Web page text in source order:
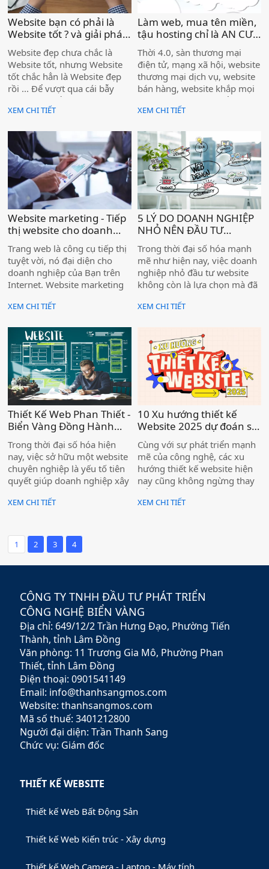
vững trong môi trường trực
tuyến.
Website bạn có phải là
Website tốt ? và giải pháp
Marketing có thật sự hiệu
quả ? )
Website đẹp chưa chắc là
Website tốt, nhưng Website
tốt chắc hẳn là Website đẹp
rồi ... Để vượt qua cái bẫy
cảm tính, Biển Vàng dịch và
viết lại bài này từ
ta có căn cứ đánh giá Website
là gì, tự ngẫm xem web mình
/ web người ta có phải là web
tốt hay không nhé ...
XEM CHI TIẾT
Làm web, mua tên miền,
tậu hosting chỉ là AN CƯ
thôi ... Bạn nhớ còn LẬP
NGHIỆP nữa nhé ! )
Thời 4.0, sàn thương mại
điện tử, mạng xã hội, website
thương mại dịch vụ, website
bán hàng, website khắp mọi
nơi đua nhau bùng nổ ... Dù
Bạn là sếp doanh nghiệp, hay
doanh nhân; để kinh doanh
4.0 hay bán hàng online trên
Internet thành công; yếu tố
quan trọng HÀNG ĐẦU là
BẠN PHẢI SỞ HỮU MỘT
WEBSITE XỊN; và yếu tố quan
trọng HÀNG SAU là BẠN
PHẢI QUẢN TRỊ WEBSITE
THẬT HIỆU QUẢ & CHUYÊN
NGHIỆP ...
XEM CHI TIẾT
Website marketing - Tiếp
thị website cho doanh
nghiệp - Một hướng dẫn
chiến lược hoàn chỉnh )
Trang web là công cụ tiếp thị
tuyệt vời, nó đại diện cho
doanh nghiệp của Bạn trên
Internet. Website marketing
thị kỹ thuật số quan trọng
('website marketing' hay 'tiếp
thị trang web') để có thêm
lưu lượng truy cập, để bán
được nhiều hàng hơn.
XEM CHI TIẾT
5 LÝ DO DOANH NGHIỆP
NHỎ NÊN ĐẦU TƯ
WEBSITE SỚM )
Trong thời đại số hóa mạnh
mẽ như hiện nay, việc doanh
nghiệp nhỏ đầu tư website
không còn là lựa chọn mà đã
muốn tồn tại và phát triển
vực Phan Thiết, nơi hoạt
động du lịch, dịch vụ và
thương mại phát triển nhanh
chóng, việc sở hữu một trang
web chuyên nghiệp chính là
bước đệm quan trọng để
XEM CHI TIẾT
Thiết Kế Web Phan Thiết -
Biển Vàng Đồng Hành
Cùng Doanh Nghiệp
Online )
Trong thời đại số hóa hiện
nay, việc sở hữu một website
chuyên nghiệp là yếu tố tiên
quyết giúp doanh nghiệp xây
khách hàng và phát triển kinh
là đơn vị uy tín hàng đầu tại
Bình Thuận trong lĩnh vực
thiết kế website và giải pháp
cùng hàng trăm doanh
nghiệp vươn mình mạnh mẽ
trên thị trường online.
XEM CHI TIẾT
10 Xu hướng thiết kế
Website 2025 dự đoán sẽ
làm mưa làm gió )
Cùng với sự phát triển mạnh
mẽ của công nghệ, các xu
hướng thiết kế website hiện
nay cũng không ngừng thay
đổi qua từng năm. Điều này
đòi hỏi các doanh nghiệp và
mang lại những trải nghiệm
người dùng.
XEM CHI TIẾT
1 2 3 4
CÔNG TY TNHH ĐẦU TƯ PHÁT TRIỂN
CÔNG NGHỆ BIỂN VÀNG
Địa chỉ: 649/12/2 Trần Hưng Đạo, Phường Tiến
Thành, tỉnh Lâm Đồng
Văn phòng: 11 Trương Gia Mô, Phường Phan
Thiết, tỉnh Lâm Đồng
Điện thoại: 0901541149
Email: info@thanhsangmos.com
Website: thanhsangmos.com
Mã số thuế: 3401212800
Người đại diện: Trần Thanh Sang
Chức vụ: Giám đốc
THIẾT KẾ WEBSITE
Thiết kế Web Bất Động Sản
Thiết kế Web Kiến trúc - Xây dựng
Thiết kế Web Camera - Laptop - Máy tính